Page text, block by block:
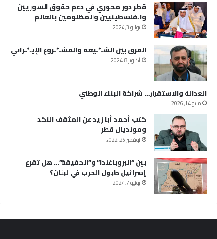
قطر دور محوري في دعم حقوق السوريين
والفلسطينيين والمظلومين بالعالم
يوليو 3, 2024
الفرق بين الشـ*ـيعة والمشـ*ـروع الإيـ*ـراني
أكتوبر 8, 2024
العدالة والاستقرار… شراكة البناء الوطني
مايو 14, 2026
كتب أحمد أبا زيد عن المثقف النكد
ومونديال قطر
نوفمبر 25, 2022
بين “البروباغندا” و”الحقيقة”… هل تقرع
إسرائيل طبول الحرب في لبنان؟
يونيو 7, 2024